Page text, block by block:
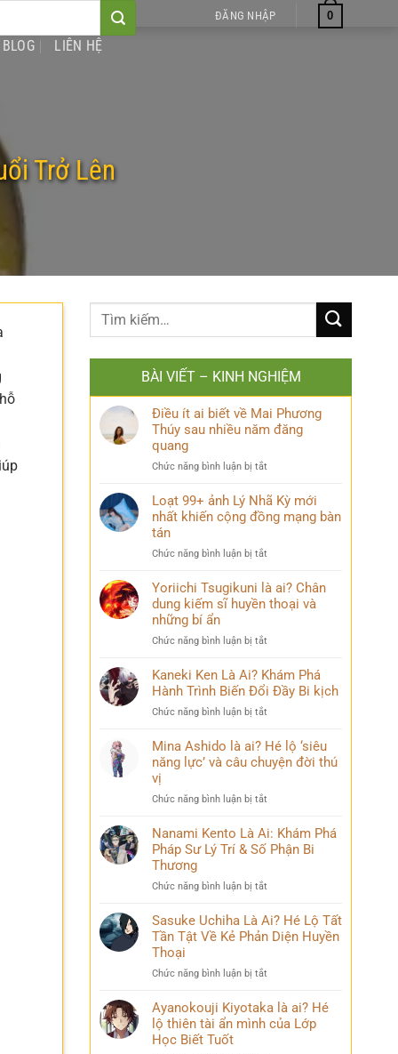
ĐĂNG NHẬP 0
BLOG LIÊN HỆ
Trở Lên
BÀI VIẾT – KINH NGHIỆM
Điều ít ai biết về Mai Phương
Thúy sau nhiều năm đăng
quang
Chức năng bình luận bị tắt
ít
biết
Mai
Thúy
sau
đăng
Loạt 99+ ảnh Lý Nhã Kỳ mới
nhất khiến cộng đồng mạng bàn
tán
Chức năng bình luận bị tắt
99+
ảnh
Kỳ
nhất
khiến
đồng
bàn
tán
Yoriichi Tsugikuni là ai? Chân
dung kiếm sĩ huyền thoại và
những bí ẩn
Chức năng bình luận bị tắt
Tsugikuni
là
Chân
kiếm
sĩ
và
bí
ẩn
Kaneki Ken Là Ai? Khám Phá
Hành Trình Biến Đổi Đầy Bi kịch
Chức năng bình luận bị tắt
Ken
Ai?
Phá
Trình
Biến
Bi
Mina Ashido là ai? Hé lộ ‘siêu
năng lực’ và câu chuyện đời thú
vị
Chức năng bình luận bị tắt
Ashido
là
lộ
năng
lực’
chuyện
thú
vị
Nanami Kento Là Ai: Khám Phá
Pháp Sư Lý Trí & Số Phận Bi
Thương
Chức năng bình luận bị tắt
Kento
Là
Phá
Sư
Lý
Sasuke Uchiha Là Ai? Hé Lộ Tất
Tần Tật Về Kẻ Phản Diện Huyền
Thoại
Chức năng bình luận bị tắt
Uchiha
Ayanokouji Kiyotaka là ai? Hé
lộ thiên tài ẩn mình của Lớp
Học Biết Tuốt